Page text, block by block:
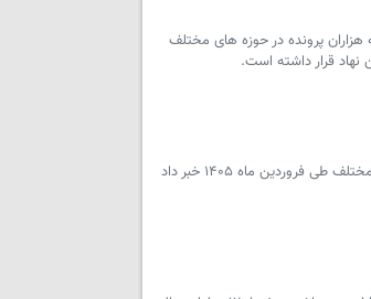
سال ۱۴۰۴، از ثبت و رسیدگی کامل به هزاران پرونده در حوزه های مختلف
نهاد قرار داشته است.
سرویس کردستان – مدیرکل تعزیرات حکومتی استان کردستان از رسیدگی به ۷۵۷ پرونده تخلف در حوزه های مختلف طی فروردین ماه ۱۴۰۵ خبر داد